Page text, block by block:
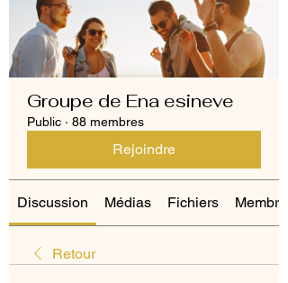
Groupe de Ena esineve
Public · 88 membres
Rejoindre
Discussion Médias Fichiers Membres
Retour